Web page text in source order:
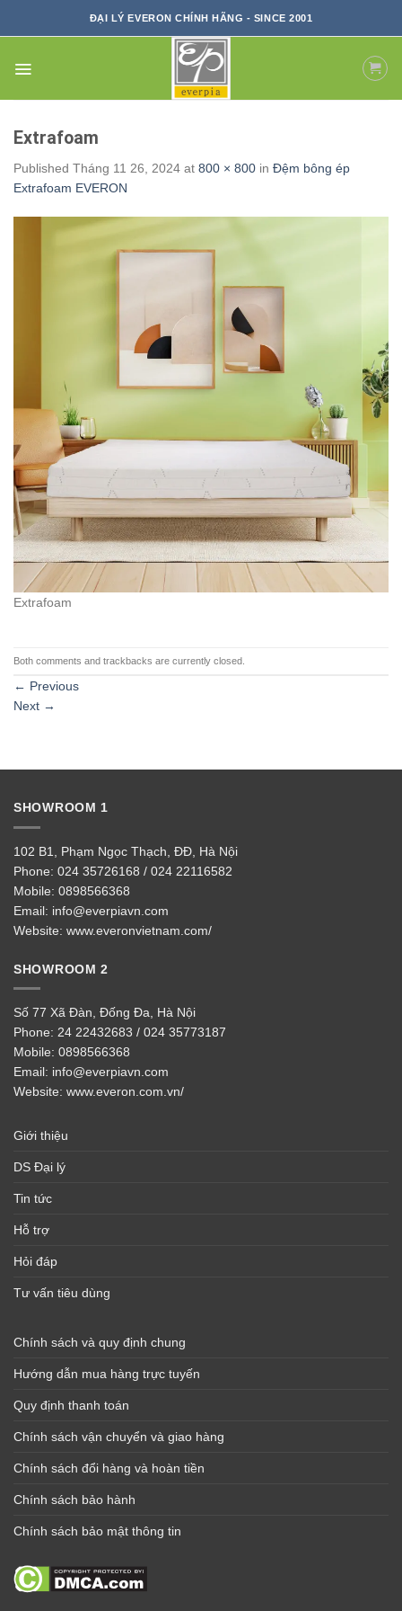
ĐẠI LÝ EVERON CHÍNH HÃNG - SINCE 2001
Extrafoam
Published Tháng 11 26, 2024 at 800 × 800 in Đệm bông ép
Extrafoam EVERON
Extrafoam
Both comments and trackbacks are currently closed.
← Previous
Next →
SHOWROOM 1
102 B1, Phạm Ngọc Thạch, ĐĐ, Hà Nội
Phone: 024 35726168 / 024 22116582
Mobile: 0898566368
Email: info@everpiavn.com
Website: www.everonvietnam.com/
SHOWROOM 2
Số 77 Xã Đàn, Đống Đa, Hà Nội
Phone: 24 22432683 / 024 35773187
Mobile: 0898566368
Email: info@everpiavn.com
Website: www.everon.com.vn/
Giới thiệu
DS Đại lý
Tin tức
Hỗ trợ
Hỏi đáp
Tư vấn tiêu dùng
Chính sách và quy định chung
Hướng dẫn mua hàng trực tuyến
Quy định thanh toán
Chính sách vận chuyển và giao hàng
Chính sách đổi hàng và hoàn tiền
Chính sách bảo hành
Chính sách bảo mật thông tin